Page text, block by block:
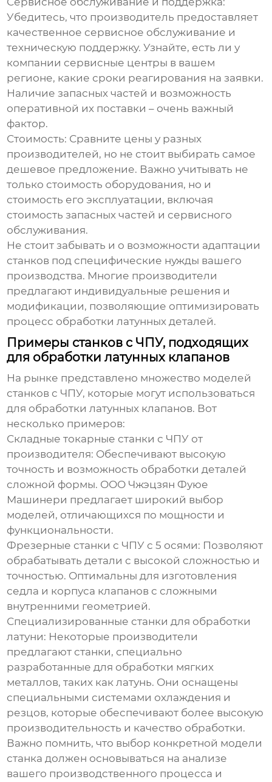
Убедитесь, что производитель предоставляет
качественное сервисное обслуживание и
техническую поддержку. Узнайте, есть ли у
компании сервисные центры в вашем
регионе, какие сроки реагирования на заявки.
Наличие запасных частей и возможность
оперативной их поставки – очень важный
фактор.
Стоимость: Сравните цены у разных
производителей, но не стоит выбирать самое
дешевое предложение. Важно учитывать не
только стоимость оборудования, но и
стоимость его эксплуатации, включая
стоимость запасных частей и сервисного
обслуживания.
Не стоит забывать и о возможности адаптации
станков под специфические нужды вашего
производства. Многие производители
предлагают индивидуальные решения и
модификации, позволяющие оптимизировать
процесс обработки латунных деталей.
Примеры станков с ЧПУ, подходящих
для обработки латунных клапанов
На рынке представлено множество моделей
станков с ЧПУ, которые могут использоваться
для обработки латунных клапанов. Вот
несколько примеров:
Складные токарные станки с ЧПУ от
производителя: Обеспечивают высокую
точность и возможность обработки деталей
сложной формы. ООО Чжэцзян Фуюе
Машинери предлагает широкий выбор
моделей, отличающихся по мощности и
функциональности.
Фрезерные станки с ЧПУ с 5 осями: Позволяют
обрабатывать детали с высокой сложностью и
точностью. Оптимальны для изготовления
седла и корпуса клапанов с сложными
внутренними геометрией.
Специализированные станки для обработки
латуни: Некоторые производители
предлагают станки, специально
разработанные для обработки мягких
металлов, таких как латунь. Они оснащены
специальными системами охлаждения и
резцов, которые обеспечивают более высокую
производительность и качество обработки.
Важно помнить, что выбор конкретной модели
станка должен основываться на анализе
вашего производственного процесса и